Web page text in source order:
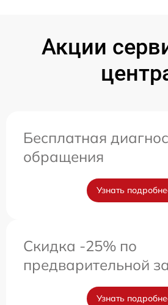
Акции
Бесплатная
обращения
Узнать
Скидка -25% по
предварительной
Узнать